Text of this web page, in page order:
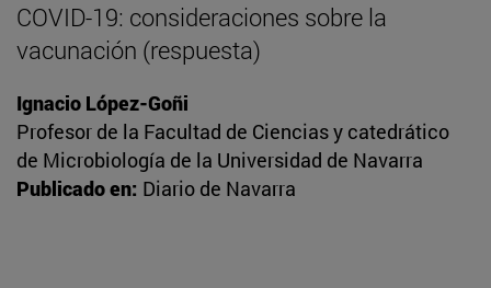
COVID-19: consideraciones sobre la
vacunación (respuesta)
Ignacio López-Goñi
Profesor de la Facultad de Ciencias y catedrático
de Microbiología de la Universidad de Navarra
Publicado en: Diario de Navarra